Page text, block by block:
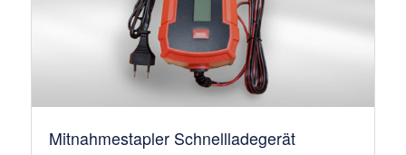
Mitnahmestapler Schnellladegerät